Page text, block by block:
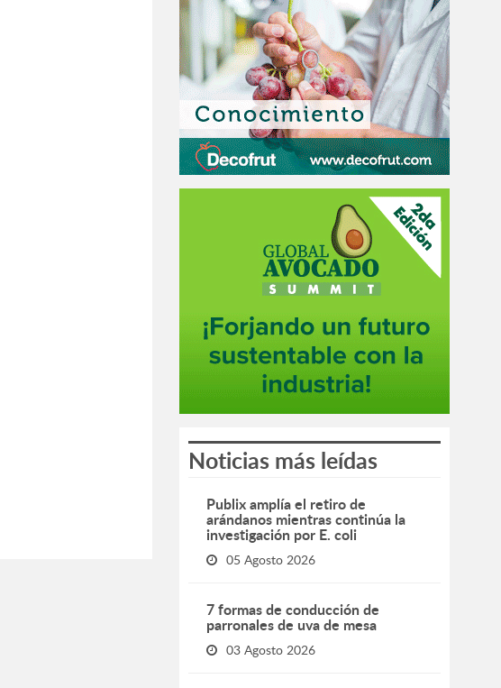
Noticias más leídas
Publix amplía el retiro de
arándanos mientras continúa la
investigación por E. coli
05 Agosto 2026
7 formas de conducción de
parronales de uva de mesa
03 Agosto 2026